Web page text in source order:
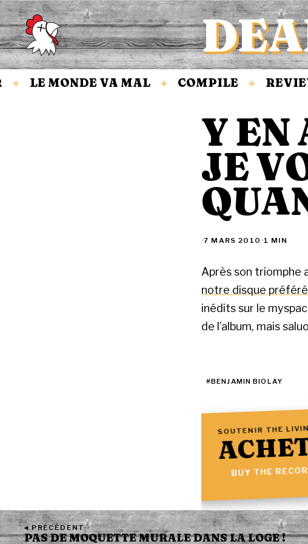
Accueil
LE MONDE VA MAL COMPILE
Y EN
JE
·7 MARS 2010 ·1 MIN
Après son triomphe
notre disque
inédits sur le
de l’album, mais
#BENJAMIN BIOLAY
SOUTENIR THE
BUY THE
◂ PRÉCÉDENT
PAS DE MOQUETTE MURALE DANS LA LOGE !